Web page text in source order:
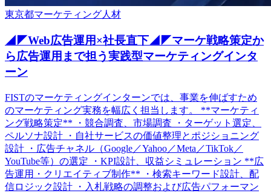
東京都マーケティング人材
◢◤Web広告運用×社長直下◢◤マーケ戦略策定か
ら広告運用まで担う実践型マーケティングインタ
ーン
FISTのマーケティングインターンでは、事業を伸ばすため
のマーケティング実務を幅広く担当します。 **マーケティ
ング戦略策定** ・競合調査、市場調査 ・ターゲット選定、
ペルソナ設計 ・自社サービスの価値整理とポジショニング
設計 ・広告チャネル（Google／Yahoo／Meta／TikTok／
YouTube等）の選定 ・KPI設計、収益シミュレーション **広
告運用・クリエイティブ制作** ・検索キーワード設計、配
信ロジック設計 ・入札戦略の調整および広告パフォーマン